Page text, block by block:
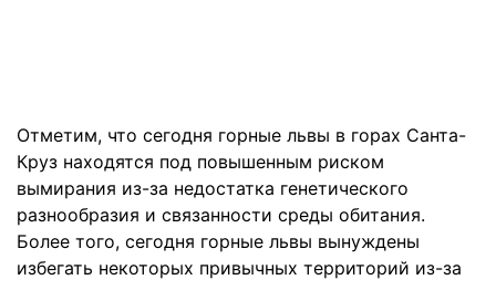
Отметим, что сегодня горные львы в горах Санта-
Круз находятся под повышенным риском
вымирания из-за недостатка генетического
разнообразия и связанности среды обитания.
Более того, сегодня горные львы вынуждены
избегать некоторых привычных территорий из-за